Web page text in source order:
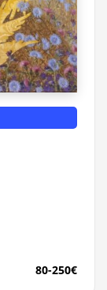
80-250€